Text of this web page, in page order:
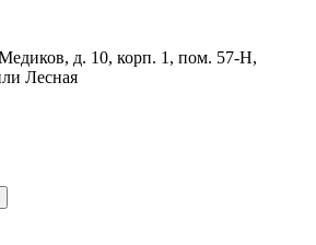
д. 10, корп. 1, пом. 57-Н,
Лесная